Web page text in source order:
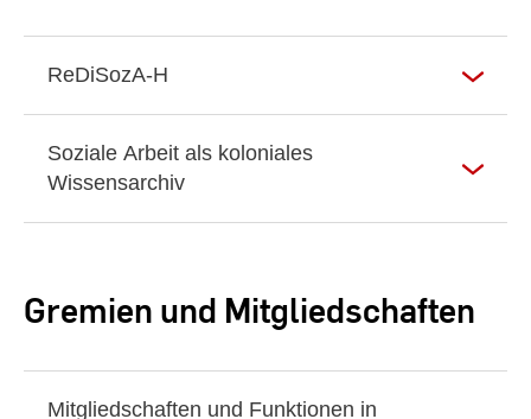
ReDiSozA-H
Soziale Arbeit als koloniales
Wissensarchiv
Gremien und Mitgliedschaften
Mitgliedschaften und Funktionen in